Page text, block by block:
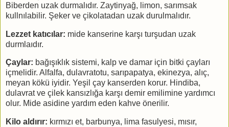
Biberden uzak durmalıdır. Zaytinyağ, limon, sarımsak
kullnılabilir. Şeker ve çikolatadan uzak durulmalıdır.
Lezzet katıcılar: mide kanserine karşı turşudan uzak
durmlaıdır.
Çaylar: bağışıklık sistemi, kalp ve damar için bitki çayları
içmelidir. Alfalfa, dulavratotu, sarıpapatya, ekinezya, alıç,
meyan kökü iyidir. Yeşil çay kanserden korur. Hindiba,
dulavrat ve çilek kansızlığa karşı demir emilimine yardımcı
olur. Mide asidine yardım eden kahve önerilir.
Kilo aldırır: kırmızı et, barbunya, lima fasulyesi, mısır,